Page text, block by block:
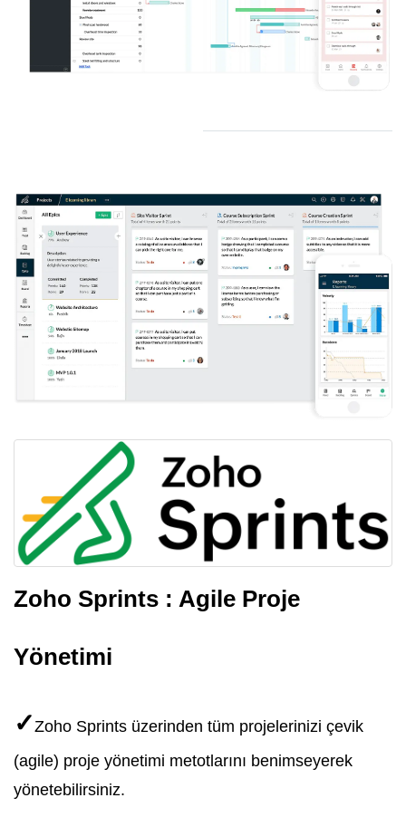
Zoho Sprints : Agile Proje
Yönetimi
✓Zoho Sprints üzerinden tüm projelerinizi çevik
(agile) proje yönetimi metotlarını benimseyerek
yönetebilirsiniz.